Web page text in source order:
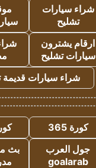
شراء سيارات
تشليح
ارقام يشترون
سيارات تشليح
شراء سيارات قديمة
كورة 365
جول العرب
goalarab
بث